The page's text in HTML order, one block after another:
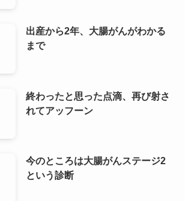
出産から2年、大腸がんがわかる
まで
終わったと思った点滴、再び射さ
れてアッフーン
今のところは大腸がんステージ2
という診断